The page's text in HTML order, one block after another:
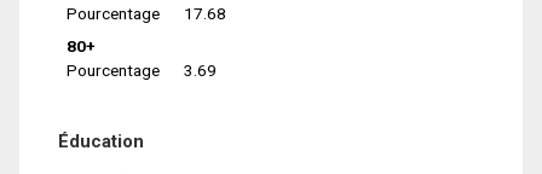
Pourcentage
17.68
80+
Pourcentage
3.69
Éducation